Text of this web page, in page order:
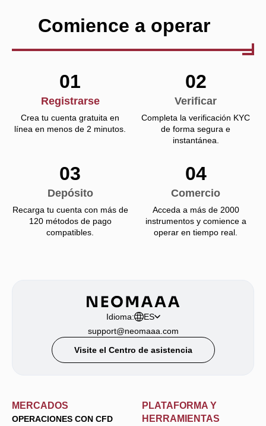
Comience a operar
01
Registrarse
Crea tu cuenta gratuita en
línea en menos de 2 minutos.
02
Verificar
Completa la verificación KYC
de forma segura e
instantánea.
03
Depósito
Recarga tu cuenta con más de
120 métodos de pago
compatibles.
04
Comercio
Acceda a más de 2000
instrumentos y comience a
operar en tiempo real.
Idioma:
ES
support@neomaaa.com
Visite el Centro de asistencia
MERCADOS
OPERACIONES CON CFD
PLATAFORMA Y
HERRAMIENTAS